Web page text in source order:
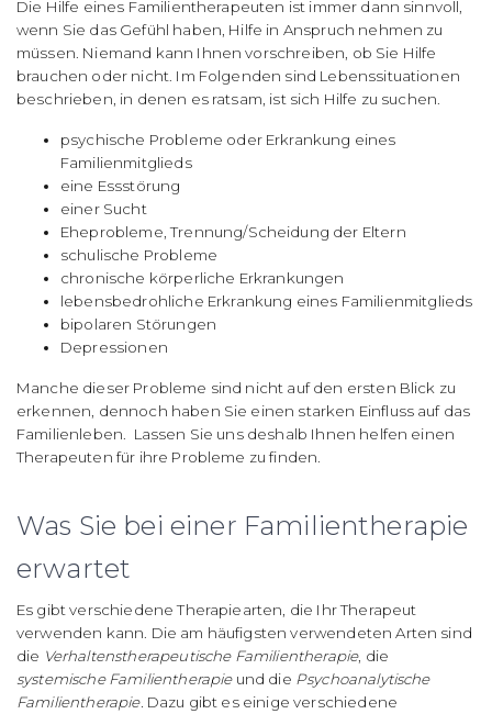
Die Hilfe eines Familientherapeuten ist immer dann sinnvoll,
wenn Sie das Gefühl haben, Hilfe in Anspruch nehmen zu
müssen. Niemand kann Ihnen vorschreiben, ob Sie Hilfe
brauchen oder nicht. Im Folgenden sind Lebenssituationen
beschrieben, in denen es ratsam, ist sich Hilfe zu suchen.
psychische Probleme oder Erkrankung eines
Familienmitglieds
eine Essstörung
einer Sucht
Eheprobleme, Trennung/Scheidung der Eltern
schulische Probleme
chronische körperliche Erkrankungen
lebensbedrohliche Erkrankung eines Familienmitglieds
bipolaren Störungen
Depressionen
Manche dieser Probleme sind nicht auf den ersten Blick zu
erkennen, dennoch haben Sie einen starken Einfluss auf das
Familienleben. Lassen Sie uns deshalb Ihnen helfen einen
Therapeuten für ihre Probleme zu finden.
Was Sie bei einer Familientherapie
erwartet
Es gibt verschiedene Therapiearten, die Ihr Therapeut
verwenden kann. Die am häufigsten verwendeten Arten sind
die Verhaltenstherapeutische Familientherapie, die
systemische Familientherapieund die Psychoanalytische
Familientherapie. Dazu gibt es einige verschiedene